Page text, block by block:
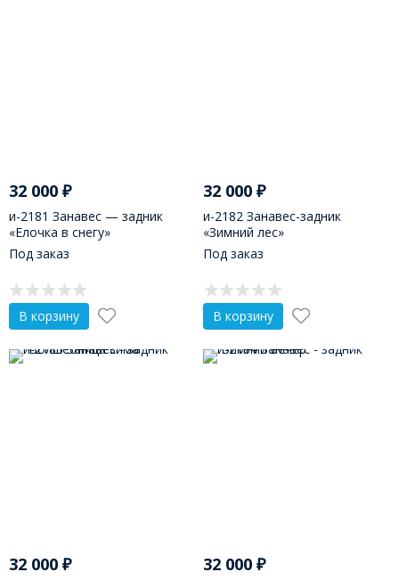
32 000 ₽
и-2181 Занавес — задник
«Елочка в снегу»
Под заказ
В корзину
32 000₽
и-2182 Занавес-задник
«Зимний лес»
Под заказ
В корзину
32 000 ₽ 32 000₽